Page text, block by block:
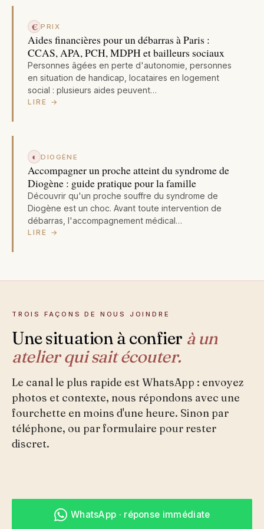
€ PRIX
Aides financières pour un débarras à Paris :
CCAS, APA, PCH, MDPH et bailleurs sociaux
Personnes âgées en perte d'autonomie, personnes
en situation de handicap, locataires en logement
social : plusieurs aides peuvent…
LIRE →
◐ DIOGÈNE
Accompagner un proche atteint du syndrome de
Diogène : guide pratique pour la famille
Découvrir qu'un proche souffre du syndrome de
Diogène est un choc. Avant toute intervention de
débarras, l'accompagnement médical…
LIRE →
TROIS FAÇONS DE NOUS JOINDRE
Une situation à confier à un
atelier qui sait écouter.
Le canal le plus rapide est WhatsApp : envoyez
photos et contexte, nous répondons avec une
fourchette en moins d'une heure. Sinon par
téléphone, ou par formulaire pour rester
discret.
WhatsApp · réponse immédiate